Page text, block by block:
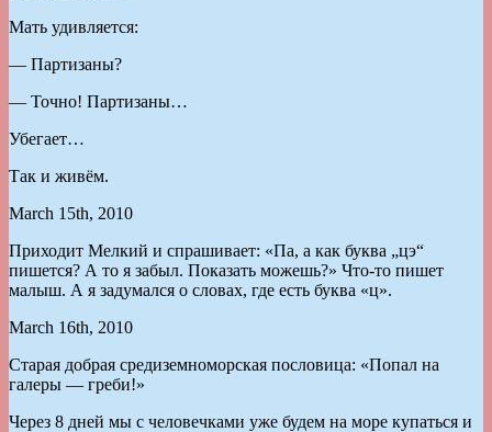
Мать удивляется:
— Партизаны?
— Точно! Партизаны…
Убегает…
Так и живём.
March 15th, 2010
Приходит Мелкий и спрашивает: «Па, а как буква „цэ“
пишется? А то я забыл. Показать можешь?» Что-то пишет
малыш. А я задумался о словах, где есть буква «ц».
March 16th, 2010
Старая добрая средиземноморская пословица: «Попал на
галеры — греби!»
Через 8 дней мы с человечками уже будем на море купаться и